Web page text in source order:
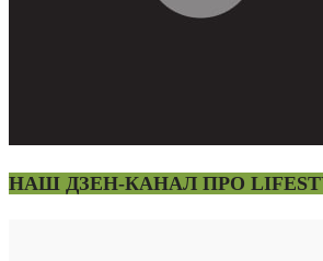
НАШ ДЗЕН-КАНАЛ ПРО